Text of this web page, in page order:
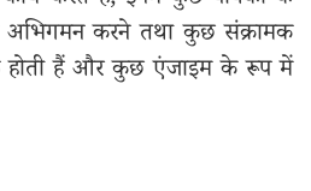
अभिगमन करने तथा कुछ संक्रामक
होती हैं और कुछ एंजाइम के रूप में